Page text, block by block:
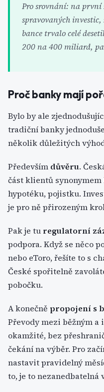
Pro srovnání: na první
spravovaných
bance trvalo celé
200 na 400 miliard,
Proč banky mají
Bylo by ale
tradiční banky
několik důležitých
Především důvěru.
část klientů synonymem
hypotéku, pojistku.
je pro ně přirozeným
Pak je tu regulatorní
podpora. Když se něco
nebo eToro, řešíte to s
České spořitelně
pobočku.
A konečně propojení s
Převody mezi běžným
okamžité, bez
čekání na výběr. Pro
nastavit pravidelný
to, je to nezanedbatelná